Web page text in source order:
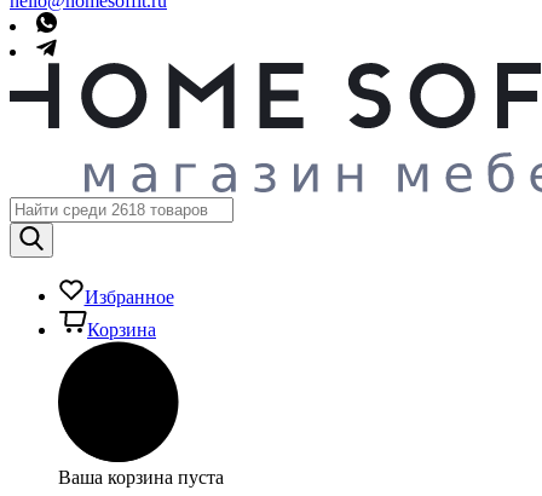
Избранное
Корзина
Ваша корзина пуста